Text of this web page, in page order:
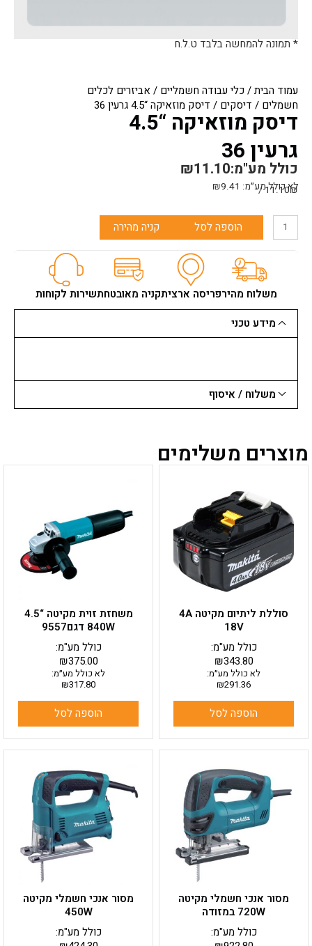
עמוד הבית/כלי עבודה חשמליים / אביזרים לכלים
חשמלים / דיסקים / דיסק מוזאיקה “4.5 גרעין 36
דיסק מוזאיקה “4.5
גרעין 36
₪11.10כולל מע"מ:
לא כולל מע״מ: ₪9.41
11.10₪ /
כמות
הוספה לסל קניה מהירה
משלוח מהירפריסה ארציתקניה מאובטחתשירות לקוחות
מידע טכני
משלוח / איסוף
* תמונה להמחשה בלבד ט.ל.ח
מוצרים משלימים
סוללת ליתיום מקיטה 4A
18V
₪343.80
כולל מע"מ:
לא כולל מע״מ:
₪291.36
הוספה לסל
משחזת זוית מקיטה “4.5
840W דגם9557
₪375.00
כולל מע"מ:
לא כולל מע״מ:
₪317.80
הוספה לסל
מסור אנכי חשמלי מקיטה
720W במזודה
כולל מע"מ:
מסור אנכי חשמלי מקיטה
450W
כולל מע"מ: